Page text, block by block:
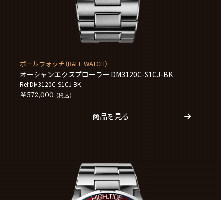
ボールウォッチ（BALL WATCH）
オーシャンエクスプローラー DM3120C-S1CJ-BK
Ref.DM3120C-S1CJ-BK
￥572,000 (税込)
商品を見る